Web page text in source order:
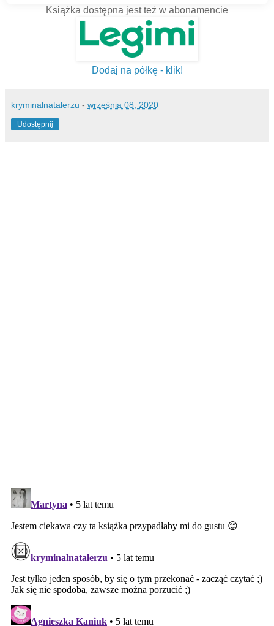
Książka dostępna jest też w abonamencie
Dodaj na półkę - klik!
kryminalnatalerzu - września 08, 2020
Udostępnij